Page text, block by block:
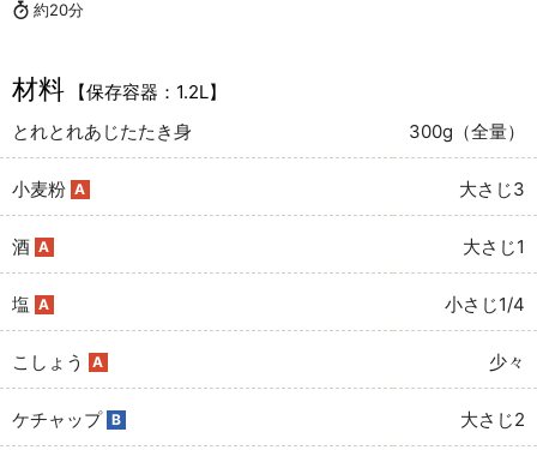
約20分
材料
【保存容器：1.2L】
とれとれあじたたき身
300g（全量）
小麦粉 A 大さじ3
酒 A 大さじ1
塩 A 小さじ1/4
こしょう A 少々
ケチャップ B 大さじ2